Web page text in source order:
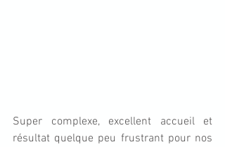
Super complexe, excellent accueil et
résultat quelque peu frustrant pour nos